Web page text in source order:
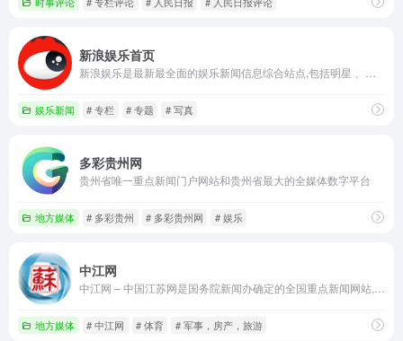
新浪娱乐首页
娱乐新闻 # 专栏 # 专题 # 写真
多彩贵州网
贵州省唯一重点新闻门户网站和贵州省最大的全媒体数字平台
地方媒体 # 多彩贵州 # 多彩贵州网 # 娱乐
中江网
地方媒体 # 中江网 # 体育 # 军事，房产，旅游